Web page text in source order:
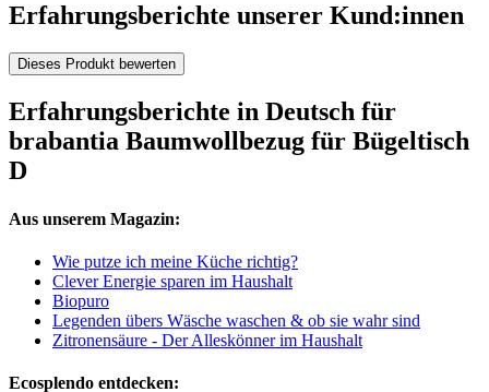
Erfahrungsberichte unserer Kund:innen
Dieses Produkt bewerten
Erfahrungsberichte in Deutsch für
brabantia Baumwollbezug für Bügeltisch
D
Aus unserem Magazin:
Wie putze ich meine Küche richtig?
Clever Energie sparen im Haushalt
Biopuro
Legenden übers Wäsche waschen & ob sie wahr sind
Zitronensäure - Der Alleskönner im Haushalt
Ecosplendo entdecken: